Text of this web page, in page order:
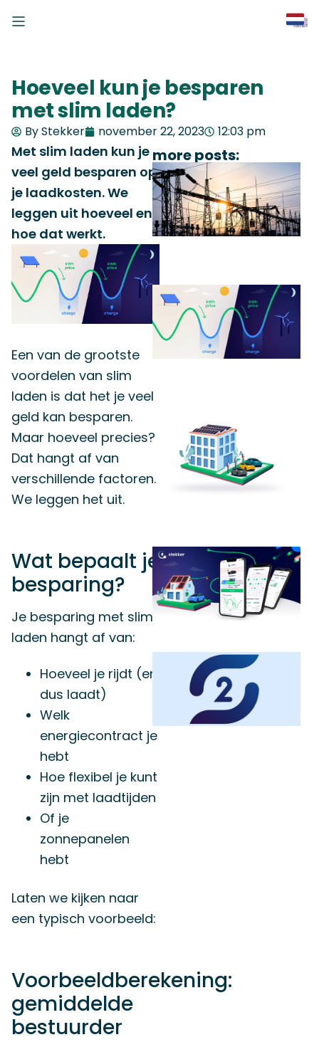
Hoeveel kun je besparen
met slim laden?
By Stekker november 22, 2023 12:03 pm
Met slim laden kun je
veel geld besparen op
je laadkosten. We
leggen uit hoeveel en
hoe dat werkt.
Een van de grootste
voordelen van slim
laden is dat het je veel
geld kan besparen.
Maar hoeveel precies?
Dat hangt af van
verschillende factoren.
We leggen het uit.
Wat bepaalt je
besparing?
Je besparing met slim
laden hangt af van:
Hoeveel je rijdt (en
dus laadt)
Welk
energiecontract je
hebt
Hoe flexibel je kunt
zijn met laadtijden
Of je
zonnepanelen
hebt
Laten we kijken naar
een typisch voorbeeld:
Voorbeeldberekening:
gemiddelde
bestuurder
more posts: